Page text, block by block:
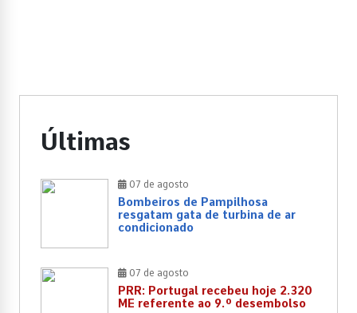
Últimas
07 de agosto
Bombeiros de Pampilhosa
resgatam gata de turbina de ar
condicionado
07 de agosto
PRR: Portugal recebeu hoje 2.320
ME referente ao 9.º desembolso